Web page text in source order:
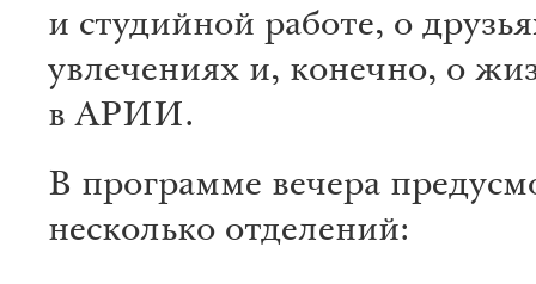
и студийной работе, о
увлечениях и, конечно, о
в АРИИ.
В программе вечера
несколько отделений: